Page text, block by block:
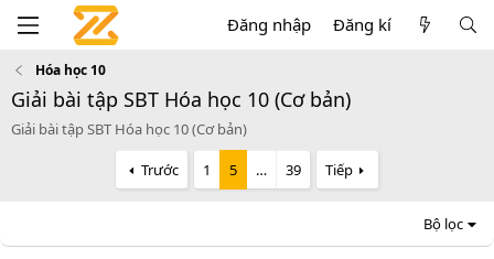
Đăng nhập Đăng kí
Hóa học 10
Giải bài tập SBT Hóa học 10 (Cơ bản)
Giải bài tập SBT Hóa học 10 (Cơ bản)
Trước 1 5 … 39 Tiếp
Bộ lọc